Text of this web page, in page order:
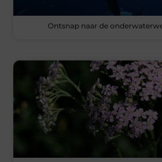
Ontsnap naar de